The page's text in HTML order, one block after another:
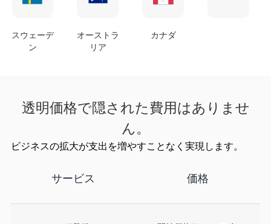
スウェーデ
ン
オーストラ
リア
カナダ
透明価格で隠された費用はありませ
ん。
ビジネスの拡大が支出を増やすことなく実現します。
サービス 価格